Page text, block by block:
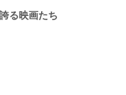
る映画たち